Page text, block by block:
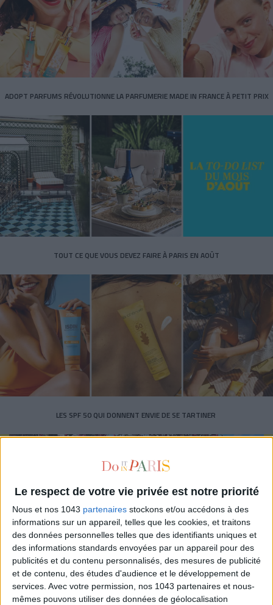
Le respect de votre vie privée est notre priorité
Nous et nos 1043 partenaires stockons et/ou accédons à des
informations sur un appareil, telles que les cookies, et traitons
des données personnelles telles que des identifiants uniques et
des informations standards envoyées par un appareil pour des
publicités et du contenu personnalisés, des mesures de publicité
et de contenu, des études d'audience et le développement de
services. Avec votre permission, nos 1043 partenaires et nous-
mêmes pouvons utiliser des données de géolocalisation
ADOPT PARFUMS RÉVOLUTIONNE LA PARFUMERIE MADE IN FRANCE À PETIT PRIX
TOUT CE QUE VOUS DEVEZ FAIRE À PARIS EN AOÛT
LES SPF 50 QUI DONNENT ENVIE DE SE TARTINER
Inscrivez-vous à notre newsletter
S'INSCRIRE